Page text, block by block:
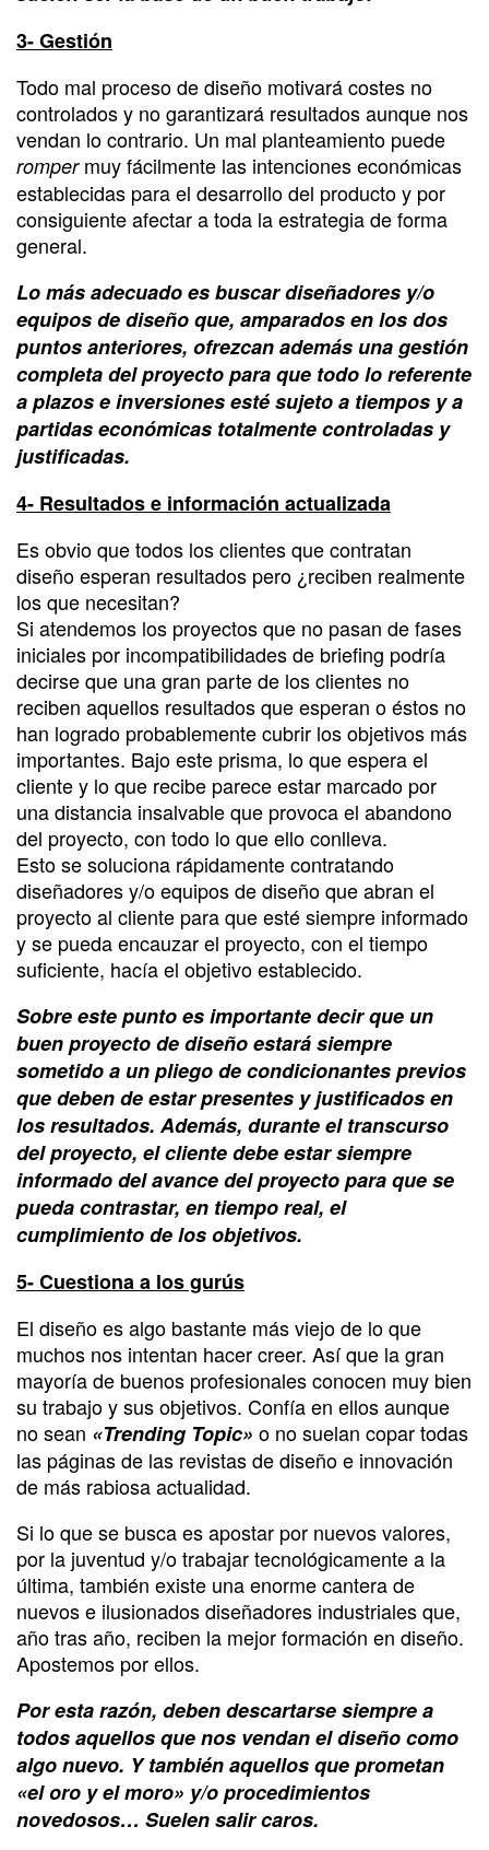
3- Gestión
Todo mal proceso de diseño motivará costes no
controlados y no garantizará resultados aunque nos
vendan lo contrario. Un mal planteamiento puede
rompermuy fácilmente las intenciones económicas
establecidas para el desarrollo del producto y por
consiguiente afectar a toda la estrategia de forma
general.
Lo más adecuado es buscar diseñadores y/o
equipos de diseño que, amparados en los dos
puntos anteriores, ofrezcan además una gestión
completa del proyecto para que todo lo referente
a plazos e inversiones esté sujeto a tiempos y a
partidas económicas totalmente controladas y
justificadas.
4- Resultados e información actualizada
Es obvio que todos los clientes que contratan
diseño esperan resultados pero ¿reciben realmente
los que necesitan?
Si atendemos los proyectos que no pasan de fases
iniciales por incompatibilidades de briefing podría
decirse que una gran parte de los clientes no
reciben aquellos resultados que esperan o éstos no
han logrado probablemente cubrir los objetivos más
importantes. Bajo este prisma, lo que espera el
cliente y lo que recibe parece estar marcado por
una distancia insalvable que provoca el abandono
del proyecto, con todo lo que ello conlleva.
Esto se soluciona rápidamente contratando
diseñadores y/o equipos de diseño que abran el
proyecto al cliente para que esté siempre informado
y se pueda encauzar el proyecto, con el tiempo
suficiente, hacía el objetivo establecido.
Sobre este punto es importante decir que un
buen proyecto de diseño estará siempre
sometido a un pliego de condicionantes previos
que deben de estar presentes y justificados en
los resultados. Además, durante el transcurso
del proyecto, el cliente debe estar siempre
informado del avance del proyecto para que se
pueda contrastar, en tiempo real, el
cumplimiento de los objetivos.
5- Cuestiona a los gurús
El diseño es algo bastante más viejo de lo que
muchos nos intentan hacer creer. Así que la gran
mayoría de buenos profesionales conocen muy bien
su trabajo y sus objetivos. Confía en ellos aunque
no sean «Trending Topic» o no suelan copar todas
las páginas de las revistas de diseño e innovación
de más rabiosa actualidad.
Si lo que se busca es apostar por nuevos valores,
por la juventud y/o trabajar tecnológicamente a la
última, también existe una enorme cantera de
nuevos e ilusionados diseñadores industriales que,
año tras año, reciben la mejor formación en diseño.
Apostemos por ellos.
Por esta razón, deben descartarse siempre a
todos aquellos que nos vendan el diseño como
algo nuevo. Y también aquellos que prometan
«el oro y el moro» y/o procedimientos
novedosos… Suelen salir caros.